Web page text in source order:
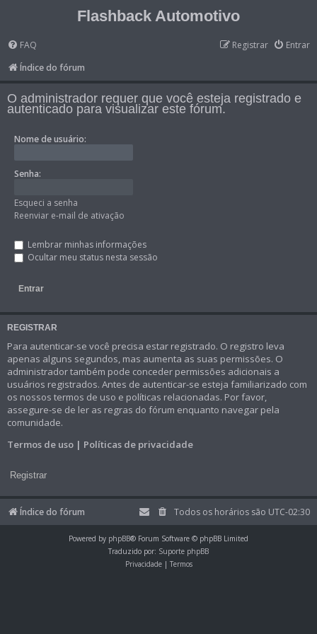
Flashback Automotivo
FAQ Entrar
Registrar
Índice do fórum
O administrador requer que você esteja registrado e
autenticado para visualizar este fórum.
Nome de usuário:
Senha:
Esqueci a senha
Reenviar e-mail de ativação
Lembrar minhas informações
Ocultar meu status nesta sessão
REGISTRAR
Para autenticar-se você precisa estar registrado. O registro leva
apenas alguns segundos, mas aumenta as suas permissões. O
administrador também pode conceder permissões adicionais a
usuários registrados. Antes de autenticar-se esteja familiarizado com
os nossos termos de uso e políticas relacionadas. Por favor,
assegure-se de ler as regras do fórum enquanto navegar pela
comunidade.
Termos de uso | Políticas de privacidade
Registrar
Índice do fórum Todos os horários são UTC-02:30
Powered by phpBB® Forum Software © phpBB Limited
Traduzido por: Suporte phpBB
Privacidade| Termos